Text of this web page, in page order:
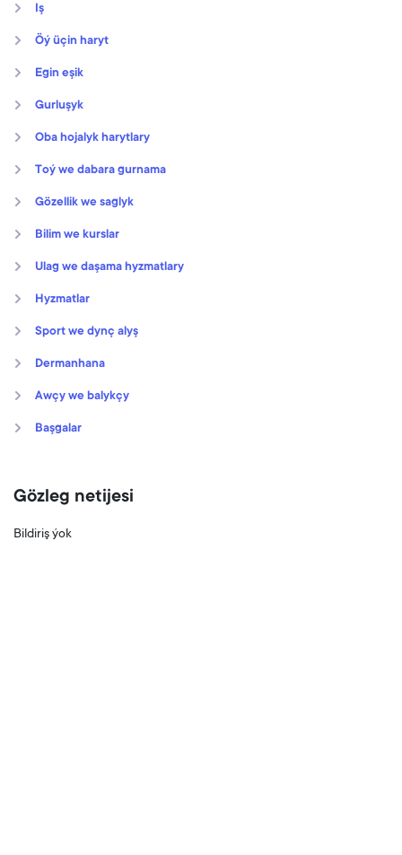
Iş
Öý üçin haryt
Egin eşik
Gurluşyk
Oba hojalyk harytlary
Toý we dabara gurnama
Gözellik we saglyk
Bilim we kurslar
Ulag we daşama hyzmatlary
Hyzmatlar
Sport we dynç alyş
Dermanhana
Awçy we balykçy
Başgalar
Gözleg netijesi
Bildiriş ýok